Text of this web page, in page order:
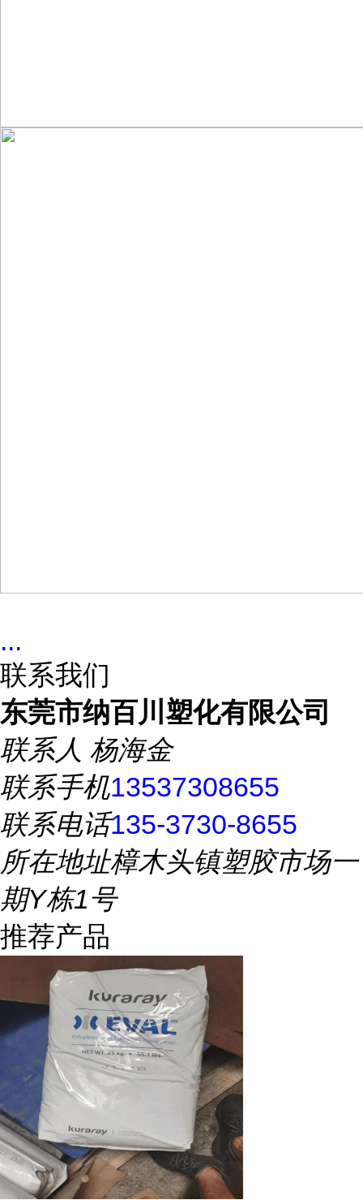
...
联系我们
东莞市纳百川塑化有限公司
联系人 杨海金
联系手机13537308655
联系电话135-3730-8655
所在地址樟木头镇塑胶市场一
期Y栋1号
推荐产品